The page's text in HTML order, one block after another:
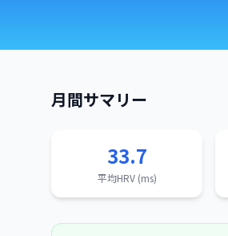
月間サマリー
33.7
平均HRV (ms)